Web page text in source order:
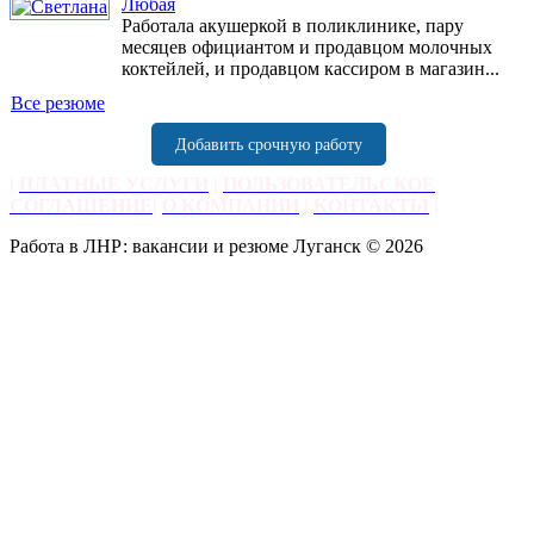
Работала акушеркой в поликлинике, пару
месяцев официантом и продавцом молочных
коктейлей, и продавцом кассиром в магазин...
Все резюме
Добавить срочную работу
Работа в ЛНР: вакансии и резюме Луганск © 2026